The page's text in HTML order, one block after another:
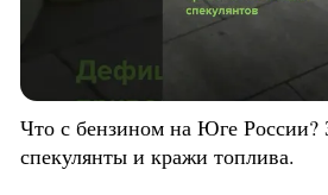
Что с бензином на Юге
спекулянты и кражи топлива.